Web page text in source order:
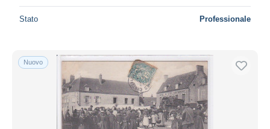
Stato Professionale
Nuovo